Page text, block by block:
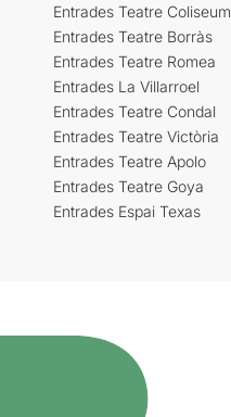
Entrades Teatre Coliseum
Entrades Teatre Borràs
Entrades Teatre Romea
Entrades La Villarroel
Entrades Teatre Condal
Entrades Teatre Victòria
Entrades Teatre Apolo
Entrades Teatre Goya
Entrades Espai Texas